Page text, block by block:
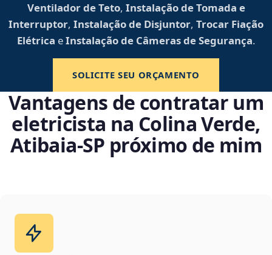
Ventilador de Teto, Instalação de Tomada e
Interruptor, Instalação de Disjuntor, Trocar Fiação
Elétrica eInstalação de Câmeras de Segurança.
SOLICITE SEU ORÇAMENTO
Vantagens de contratar um
eletricista na Colina Verde,
Atibaia‑SP próximo de mim